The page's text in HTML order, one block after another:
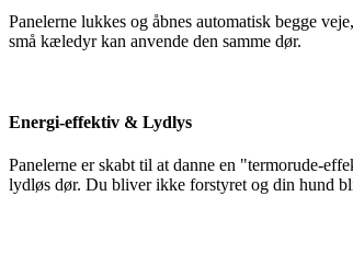
Panelerne lukkes og åbnes automatisk begge
små kæledyr kan anvende den samme dør.
Energi-effektiv & Lydlys
Panelerne er skabt til at danne en "termorude-
lydløs dør. Du bliver ikke forstyret og din hund